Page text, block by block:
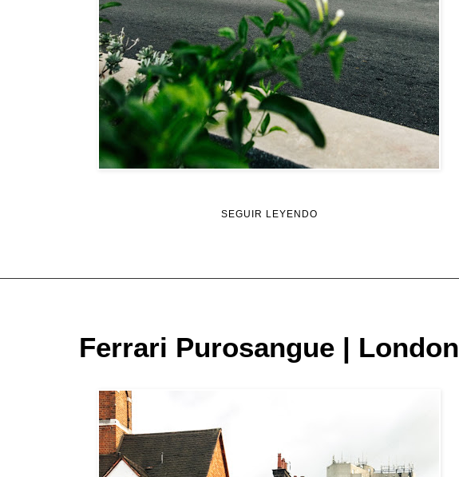
SEGUIR LEYENDO
Ferrari Purosangue | London